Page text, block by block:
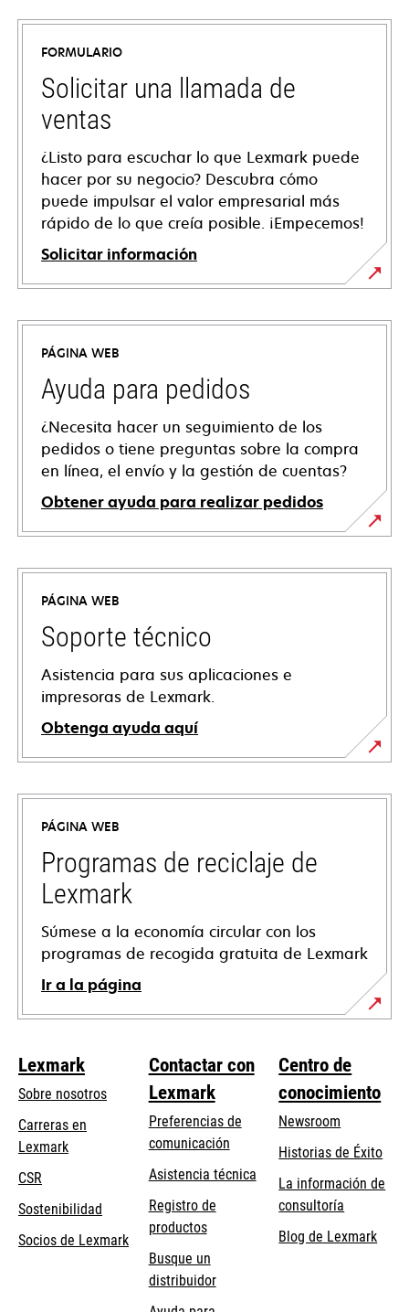
FORMULARIO
Solicitar una llamada de
ventas
¿Listo para escuchar lo que Lexmark puede
hacer por su negocio? Descubra cómo
puede impulsar el valor empresarial más
rápido de lo que creía posible. ¡Empecemos!
Solicitar información
PÁGINA WEB
Ayuda para pedidos
¿Necesita hacer un seguimiento de los
pedidos o tiene preguntas sobre la compra
en línea, el envío y la gestión de cuentas?
Obtener ayuda para realizar pedidos
PÁGINA WEB
Soporte técnico
Asistencia para sus aplicaciones e
impresoras de Lexmark.
Obtenga ayuda aquí
se
abre
una
pestaña
nueva
PÁGINA WEB
Programas de reciclaje de
Lexmark
Súmese a la economía circular con los
programas de recogida gratuita de Lexmark
Ir a la página
Lexmark
Sobre nosotros
Carreras en
Lexmark
CSR
Sostenibilidad
Socios de Lexmark
Contactar con
Lexmark
Preferencias de
comunicación
se
abre
en
una
pestaña
nueva
Asistencia técnicase
abre
Registro de
productos
Busque un
distribuidor
Centro de
conocimiento
Newsroom
Historias de Éxito
La información de
consultoría
Blog de Lexmark